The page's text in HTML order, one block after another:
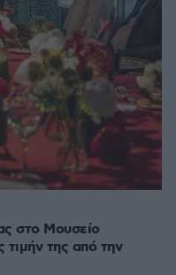
στο Μουσείο
της από την